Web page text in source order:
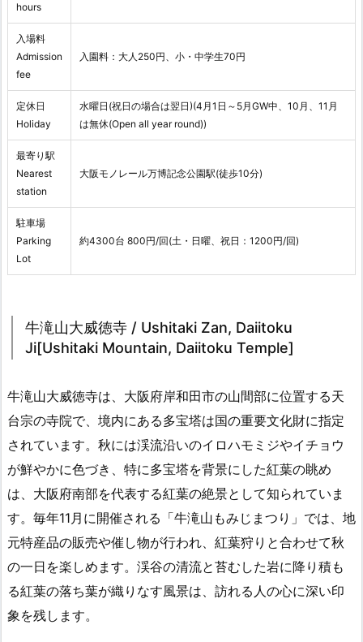
hours
入場料
Admission
fee
入園料：大人250円、小・中学生70円
定休日
Holiday
水曜日(祝日の場合は翌日)(4月1日～5月GW中、10月、11月
は無休(Open all year round))
最寄り駅
Nearest
station
大阪モノレール万博記念公園駅(徒歩10分)
駐車場
Parking
Lot
約4300台 800円/回(土・日曜、祝日：1200円/回)
牛滝山大威徳寺 / Ushitaki Zan, Daiitoku
Ji[Ushitaki Mountain, Daiitoku Temple]
牛滝山大威徳寺は、大阪府岸和田市の山間部に位置する天
台宗の寺院で、境内にある多宝塔は国の重要文化財に指定
されています。秋には渓流沿いのイロハモミジやイチョウ
が鮮やかに色づき、特に多宝塔を背景にした紅葉の眺め
は、大阪府南部を代表する紅葉の絶景として知られていま
す。毎年11月に開催される「牛滝山もみじまつり」では、地
元特産品の販売や催し物が行われ、紅葉狩りと合わせて秋
の一日を楽しめます。渓谷の清流と苔むした岩に降り積も
る紅葉の落ち葉が織りなす風景は、訪れる人の心に深い印
象を残します。